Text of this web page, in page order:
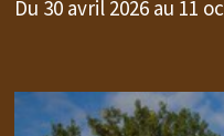
Du 30 avril 2026 au 11